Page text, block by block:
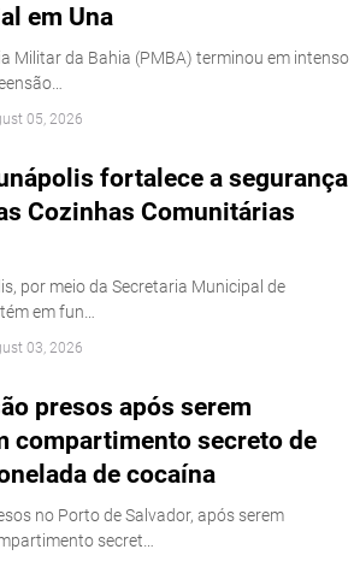
em Una
Militar da Bahia (PMBA) terminou em intenso
05, 2026
fortalece a segurança
Cozinhas Comunitárias
por meio da Secretaria Municipal de
em fun…
03, 2026
presos após serem
compartimento secreto de
de cocaína
no Porto de Salvador, após serem
secret…